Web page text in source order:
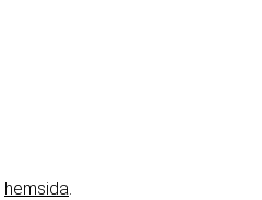
hemsida.